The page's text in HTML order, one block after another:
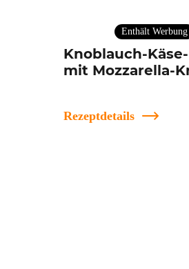
Enthält Werbung
Knoblauch-
mit Mozzarella-
Rezeptdetails